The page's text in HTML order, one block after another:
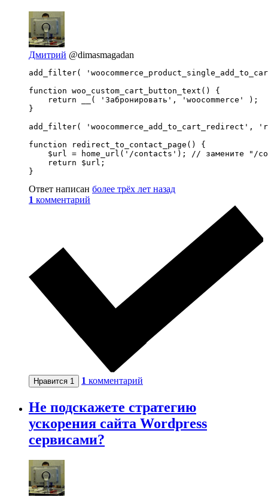
Дмитрий @dimasmagadan
add_filter(
function woo_custom_cart_button_text() {
    return __( 'Забронировать', 'woocommerce' );
}
add_filter( 'woocommerce_add_to_cart_redirect',
function redirect_to_contact_page() {
$url = home_url('/contacts'); // замените "/
    return $url;
}
Ответ написан более трёх лет назад
1 комментарий
Нравится 1 1 комментарий
Не подскажете стратегию
ускорения сайта Wordpress
сервисами?